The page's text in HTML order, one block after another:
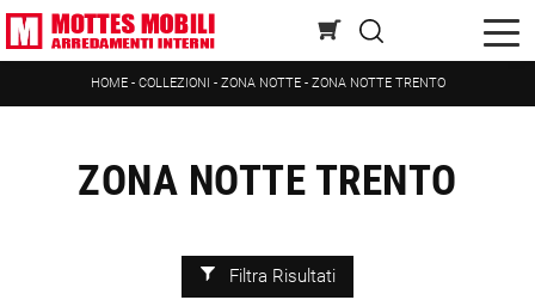
HOME- COLLEZIONI - ZONA NOTTE- ZONA NOTTE TRENTO
ZONA NOTTE TRENTO
Filtra Risultati